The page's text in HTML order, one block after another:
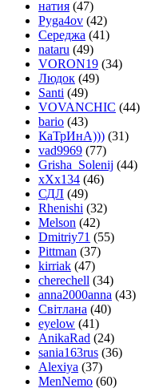
натия (47)
Pyga4ov (42)
Середжа (41)
nataru (49)
VORON19 (34)
Людок (49)
Santi (49)
VOVANCHIC (44)
bario (43)
КаТрИнА))) (31)
vad9969 (77)
Grisha_Solenij (44)
xXx134 (46)
СДЛ (49)
Rhenishi (32)
Melson (42)
Dmitriy71 (55)
Pittman (37)
kirriak (47)
cherechell (34)
anna2000anna (43)
Світлана (40)
eyelow (41)
AnikaRad (24)
sania163rus (36)
Alexiya (37)
MenNemo (60)